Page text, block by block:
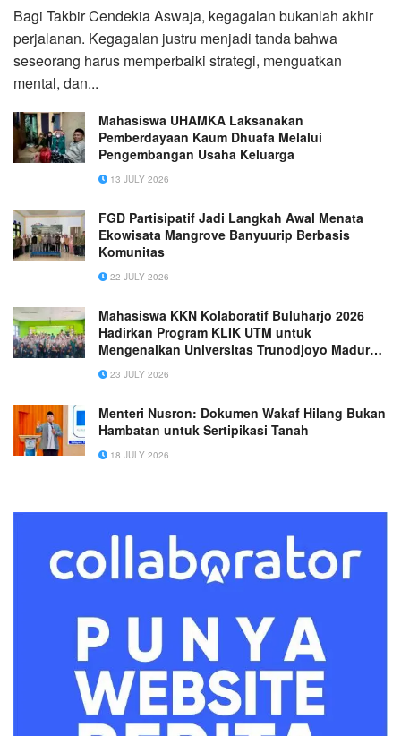
Bagi Takbir Cendekia Aswaja, kegagalan bukanlah akhir
perjalanan. Kegagalan justru menjadi tanda bahwa
seseorang harus memperbaiki strategi, menguatkan
mental, dan...
Mahasiswa UHAMKA Laksanakan
Pemberdayaan Kaum Dhuafa Melalui
Pengembangan Usaha Keluarga
13 JULY 2026
FGD Partisipatif Jadi Langkah Awal Menata
Ekowisata Mangrove Banyuurip Berbasis
Komunitas
22 JULY 2026
Mahasiswa KKN Kolaboratif Buluharjo 2026
Hadirkan Program KLIK UTM untuk
Mengenalkan Universitas Trunodjoyo Madura
kepada Siswa SMAN 1 Plaosan
23 JULY 2026
Menteri Nusron: Dokumen Wakaf Hilang Bukan
Hambatan untuk Sertipikasi Tanah
18 JULY 2026